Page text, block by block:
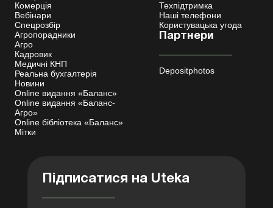
Комерція
Вебінари
Спецрозбір
Агропорадники
Агро
Кадровик
Медичні КНП
Реальна бухгалтерія
Новини
Online видання «Баланс»
Online видання «Баланс-
Агро»
Online бібліотека «Баланс»
Мітки
Техпідтримка
Наші телефони
Користувацька угода
Партнери
Depositphotos
Підписатися на Uteka